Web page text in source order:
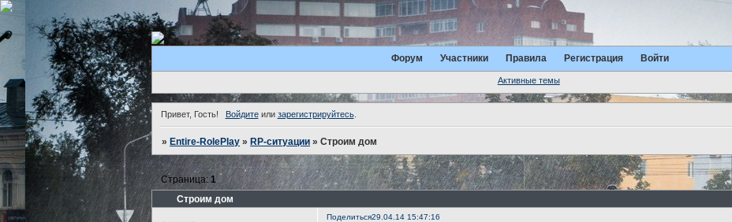
Форум Участники Правила Регистрация Войти
Активные темы
Привет, Гость! Войдитеили зарегистрируйтесь.
»Entire-RolePlay »RP-ситуации »Строим дом
Строим дом
Страница:1
Поделиться29.04.14 15:47:16